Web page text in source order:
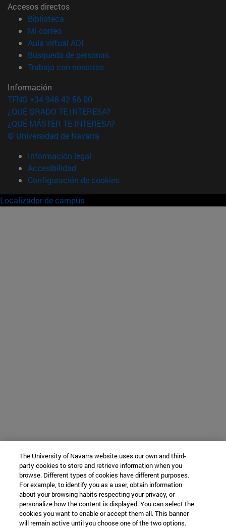
Accesos directos
Biblioteca
Mi correo(abre en nueva ventana)
Aula virtual ADI
Búsqueda de personas(abre en nueva ventana)
Trabaja con nosotros(abre en nueva ventana)
Información
TFNO +34 948 42 56 00
¿QUÉ GRADO TE INTERESA?
¿QUÉ MÁSTER TE INTERESA?
© Universidad de Navarra
Información legal
Accesibilidad
Configuración de cookies
Localizador de campus
The University of Navarra website uses our own and third-
party cookies to store and retrieve information when you
browse. Different types of cookies have different purposes.
For example, to identify you as a user, obtain information
about your browsing habits respecting your privacy, or
personalize how the content is displayed. You can select the
cookies you want to enable or accept them all. This banner
will remain active until you choose one of the two options.